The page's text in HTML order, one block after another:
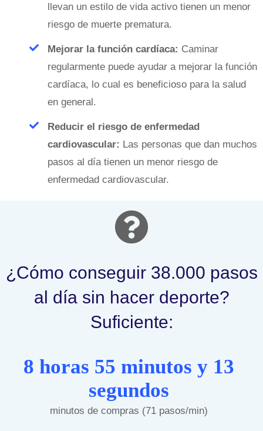
llevan un estilo de vida activo tienen un menor
riesgo de muerte prematura.
Mejorar la función cardíaca: Caminar
regularmente puede ayudar a mejorar la función
cardíaca, lo cual es beneficioso para la salud
en general.
Reducir el riesgo de enfermedad
cardiovascular: Las personas que dan muchos
pasos al día tienen un menor riesgo de
enfermedad cardiovascular.
¿Cómo conseguir 38.000 pasos
al día sin hacer deporte?
Suficiente:
8 horas 55 minutos y 13
segundos
minutos de compras (71 pasos/min)